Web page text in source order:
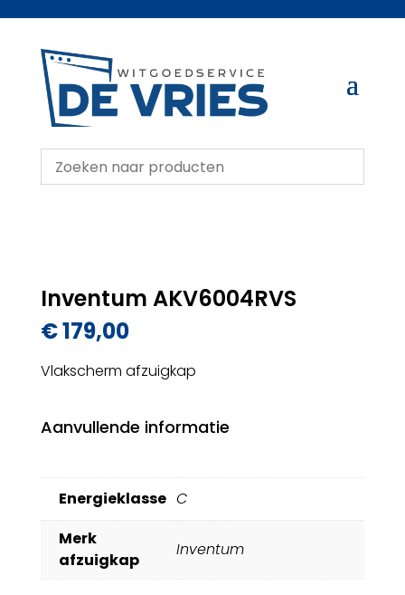
Inventum AKV6004RVS
€179,00
Vlakscherm afzuigkap
Aanvullende informatie
Energieklasse C
Merk
afzuigkap
Inventum